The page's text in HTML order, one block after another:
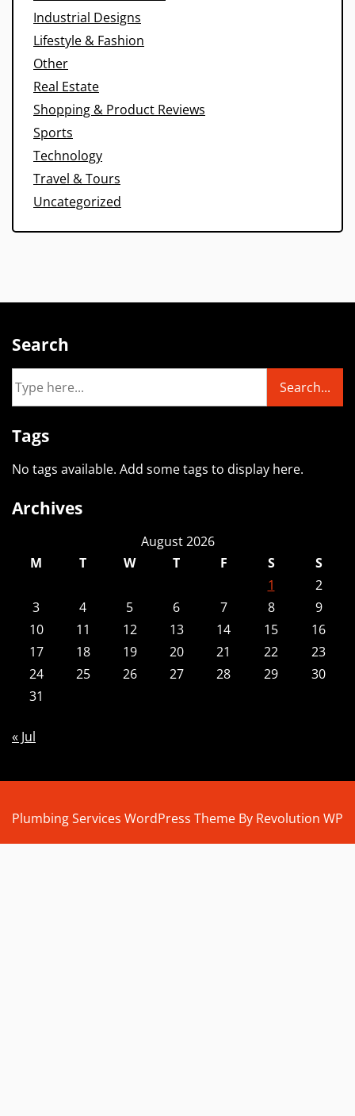
Industrial Designs
Lifestyle & Fashion
Other
Real Estate
Shopping & Product Reviews
Sports
Technology
Travel & Tours
Uncategorized
Search
Tags
No tags available. Add some tags to display here.
Archives
August 2026
M
T W T F S
S
1
2
3
4 5 6 7 8
9
10
11 12 13 14 15
16
17
18 19 20 21 22
23
24
25 26 27 28 29
30
31
« Jul
Plumbing Services WordPress Theme By Revolution WP